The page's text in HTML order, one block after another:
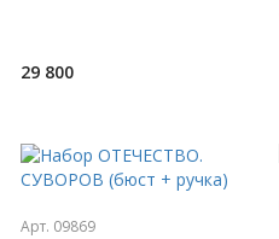
29 800
Арт. 09869